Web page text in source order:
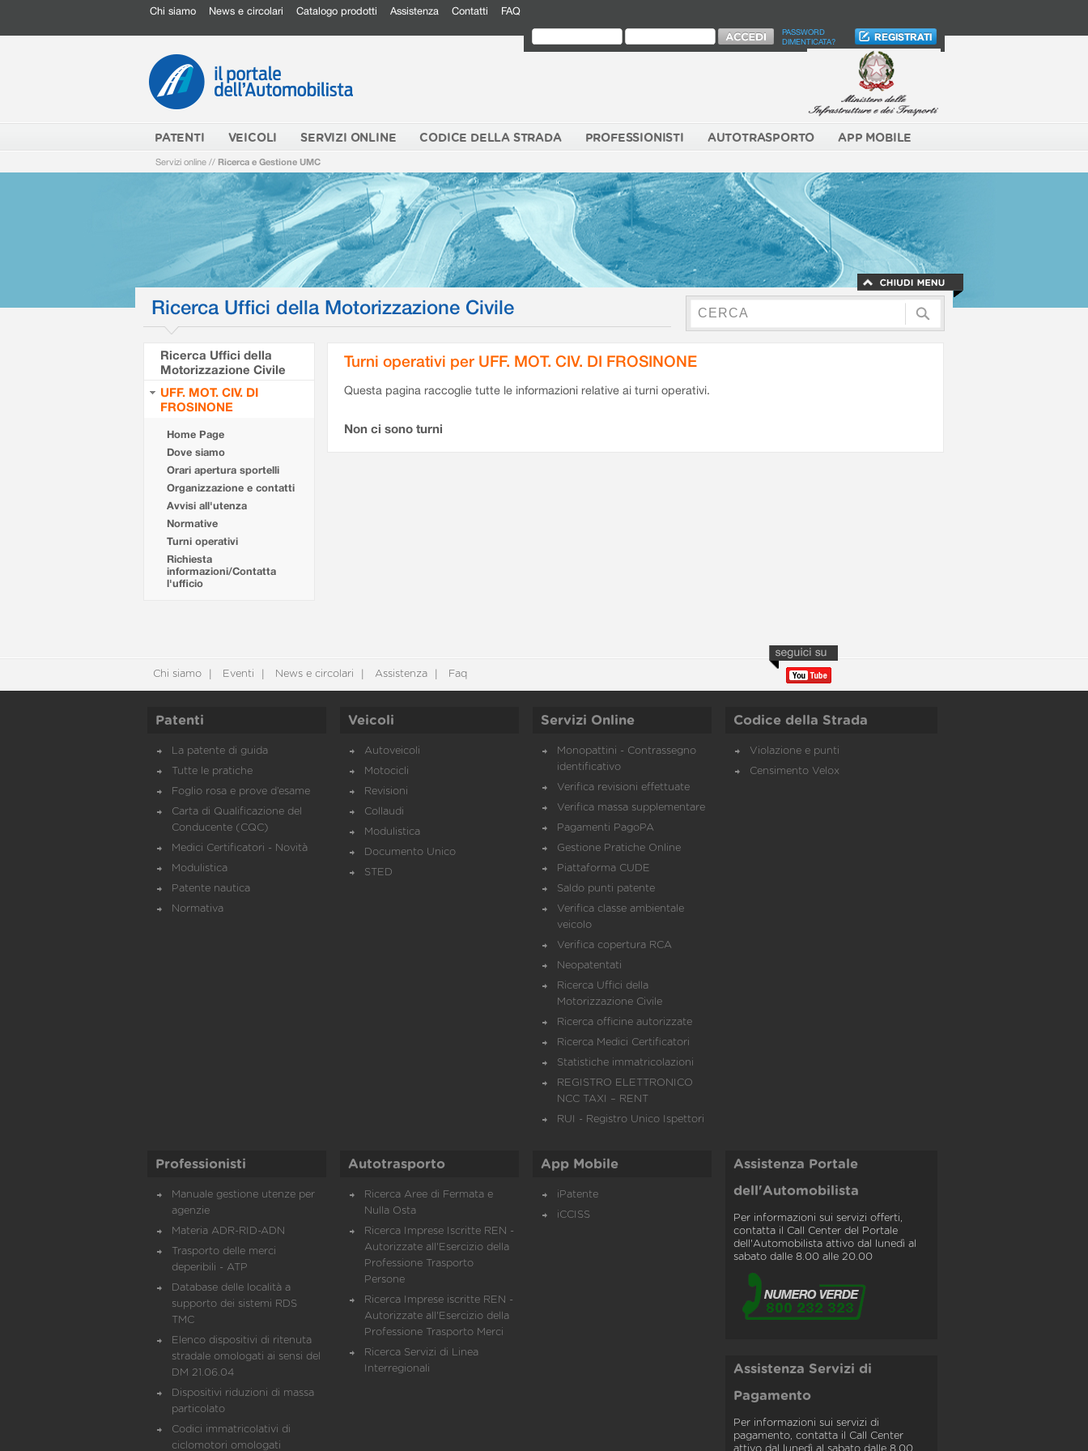
Chi siamo News e circolari Catalogo prodotti Assistenza Contatti FAQ
PASSWORD
DIMENTICATA?
PATENTI VEICOLI SERVIZI ONLINE CODICE DELLA STRADA PROFESSIONISTI AUTOTRASPORTO APP MOBILE
Servizi online // Ricerca e Gestione UMC
Ricerca Uffici della Motorizzazione Civile
Ricerca Uffici della
Motorizzazione Civile
UFF. MOT. CIV. DI
FROSINONE
Home Page
Dove siamo
Orari apertura sportelli
Organizzazione e contatti
Avvisi all'utenza
Normative
Turni operativi
Richiesta
informazioni/Contatta
l'ufficio
Turni operativi per UFF. MOT. CIV. DI FROSINONE
Questa pagina raccoglie tutte le informazioni relative ai turni operativi.
Non ci sono turni
Chi siamo Eventi News e circolari Assistenza Faq
Patenti
La patente di guida
Tutte le pratiche
Foglio rosa e prove d’esame
Carta di Qualificazione del
Conducente (CQC)
Medici Certificatori - Novità
Modulistica
Patente nautica
Normativa
Veicoli
Autoveicoli
Motocicli
Revisioni
Collaudi
Modulistica
Documento Unico
STED
Servizi Online
Monopattini - Contrassegno
identificativo
Verifica revisioni effettuate
Verifica massa supplementare
Pagamenti PagoPA
Gestione Pratiche Online
Piattaforma CUDE
Saldo punti patente
Verifica classe ambientale
veicolo
Verifica copertura RCA
Neopatentati
Ricerca Uffici della
Motorizzazione Civile
Ricerca officine autorizzate
Ricerca Medici Certificatori
Statistiche immatricolazioni
REGISTRO ELETTRONICO
NCC TAXI – RENT
RUI - Registro Unico Ispettori
Codice della Strada
Violazione e punti
Censimento Velox
Professionisti
Manuale gestione utenze per
agenzie
Materia ADR-RID-ADN
Trasporto delle merci
deperibili - ATP
Database delle località a
supporto dei sistemi RDS
TMC
Elenco dispositivi di ritenuta
stradale omologati ai sensi del
DM 21.06.04
Dispositivi riduzioni di massa
particolato
Codici immatricolativi di
ciclomotori omologati
Autotrasporto
Ricerca Aree di Fermata e
Nulla Osta
Ricerca Imprese Iscritte REN -
Autorizzate all'Esercizio della
Professione Trasporto
Persone
Ricerca Imprese iscritte REN -
Autorizzate all'Esercizio della
Professione Trasporto Merci
Ricerca Servizi di Linea
Interregionali
App Mobile
iPatente
iCCISS
Assistenza Portale
dell'Automobilista
Per informazioni sui servizi offerti,
contatta il Call Center del Portale
dell'Automobilista attivo dal lunedì al
sabato dalle 8.00 alle 20.00
Assistenza Servizi di
Pagamento
Per informazioni sui servizi di
pagamento, contatta il Call Center